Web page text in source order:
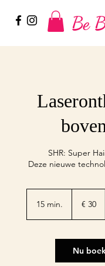
Be
SHR: Super
Deze nieuwe
15 min.
i
.
€ 30
Nu